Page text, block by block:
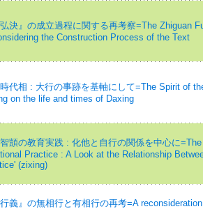
弘決』の成立過程に関する再考察=The Zhiguan
the Construction Process of the Text
時代相 : 大行の事跡を基軸にして=The Spirit of
on the life and times of Daxing
智顗の教育実践 : 化他と自行の関係を中心に
Practice : A Look at the Relationship
(zixing)
行義』の無相行と有相行の再考=A